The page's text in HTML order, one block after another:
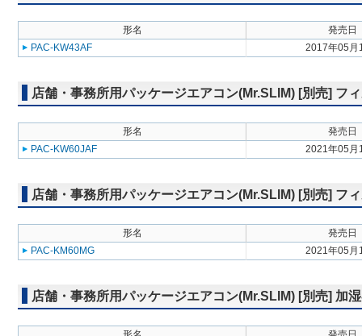
形名
発売日
PAC-KW43AF
2017年05月
店舗・事務所用パッケージエアコン(Mr.SLIM) [別売] フ
形名
発売日
PAC-KW60JAF
2021年05月
店舗・事務所用パッケージエアコン(Mr.SLIM) [別売] フ
形名
発売日
PAC-KM60MG
2021年05月
店舗・事務所用パッケージエアコン(Mr.SLIM) [別売] 加